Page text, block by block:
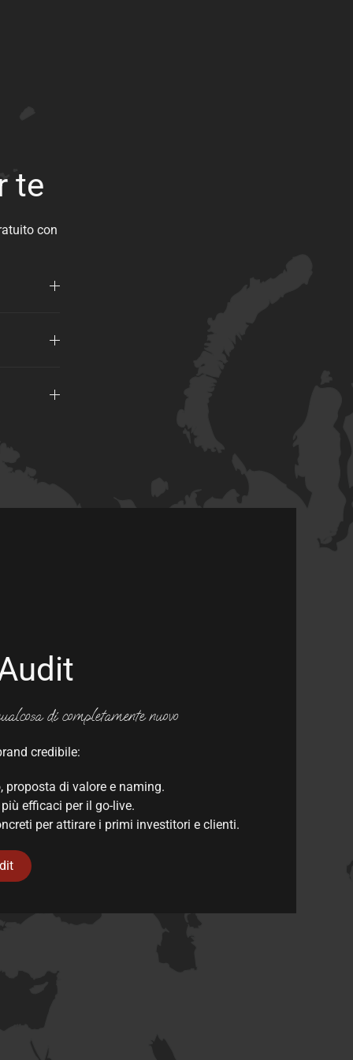
te
con
di completamente nuovo
credibile:
proposta di valore e naming.
efficaci per il go-live.
per attirare i primi investitori e clienti.